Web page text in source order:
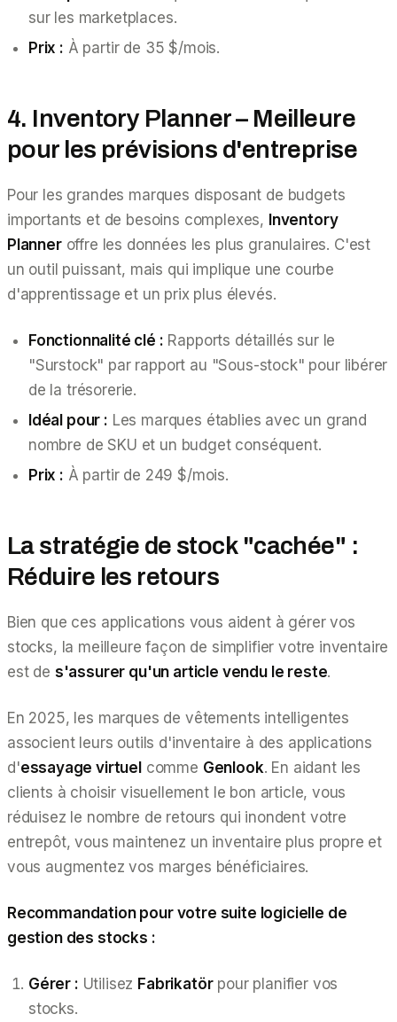
sur les marketplaces.
Prix : À partir de 35 $/mois.
4. Inventory Planner – Meilleure
pour les prévisions d'entreprise
Pour les grandes marques disposant de budgets
importants et de besoins complexes, Inventory
Planneroffre les données les plus granulaires. C'est
un outil puissant, mais qui implique une courbe
d'apprentissage et un prix plus élevés.
Fonctionnalité clé : Rapports détaillés sur le
"Surstock" par rapport au "Sous-stock" pour libérer
de la trésorerie.
Idéal pour : Les marques établies avec un grand
nombre de SKU et un budget conséquent.
Prix : À partir de 249 $/mois.
La stratégie de stock "cachée" :
Réduire les retours
Bien que ces applications vous aident à gérervos
stocks, la meilleure façon de simplifier votre inventaire
est de s'assurer qu'un article vendu le reste.
En 2025, les marques de vêtements intelligentes
associent leurs outils d'inventaire à des applications
d'essayage virtuelcomme Genlook. En aidant les
clients à choisir visuellement le bon article, vous
réduisez le nombre de retours qui inondent votre
entrepôt, vous maintenez un inventaire plus propre et
vous augmentez vos marges bénéficiaires.
Recommandation pour votre suite logicielle de
gestion des stocks :
Gérer : Utilisez Fabrikatörpour planifier vos
stocks.